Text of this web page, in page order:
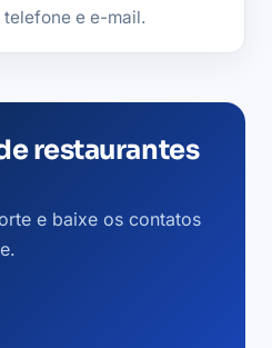
telefone e e-mail.
restaurantes
e baixe os contatos